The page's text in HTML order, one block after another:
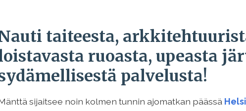
taiteesta,
ruoasta, upeasta
palvelusta!
sijaitsee noin kolmen tunnin ajomatkan päässä